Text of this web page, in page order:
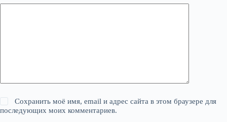
Сохранить моё имя, email и адрес сайта в этом браузере для
последующих моих комментариев.